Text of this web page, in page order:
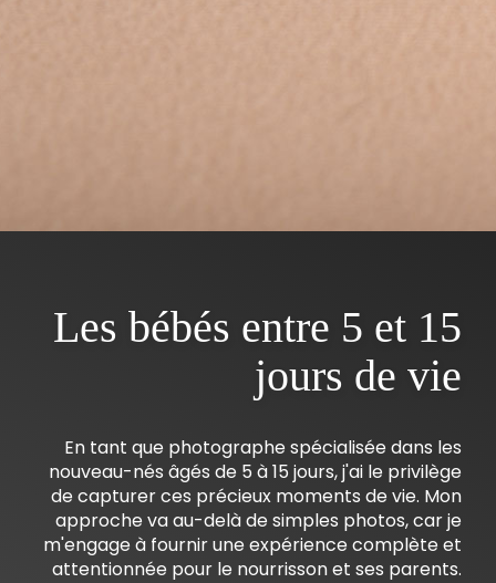
Les bébés entre 5 et 15
jours de vie
En tant que photographe spécialisée dans les
nouveau-nés âgés de 5 à 15 jours, j'ai le privilège
de capturer ces précieux moments de vie. Mon
approche va au-delà de simples photos, car je
m'engage à fournir une expérience complète et
attentionnée pour le nourrisson et ses parents.